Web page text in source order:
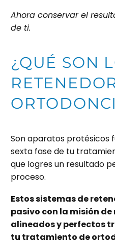
Ahora conservar el
de ti.
¿QUÉ SON
Son aparatos protésicos
sexta fase de tu
que logres un resultado
proceso.
Estos sistemas de
pasivo con la misión
alineados y perfectos
tu tratamiento de